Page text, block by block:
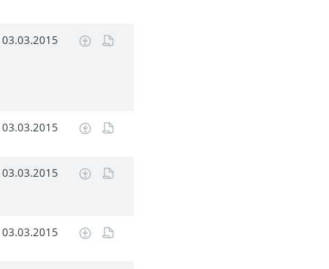
03.03.2015
03.03.2015
03.03.2015
03.03.2015